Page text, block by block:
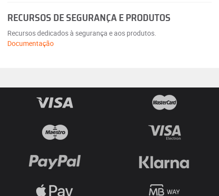
RECURSOS DE SEGURANÇA E PRODUTOS
Recursos dedicados à segurança e aos produtos.
Documentação